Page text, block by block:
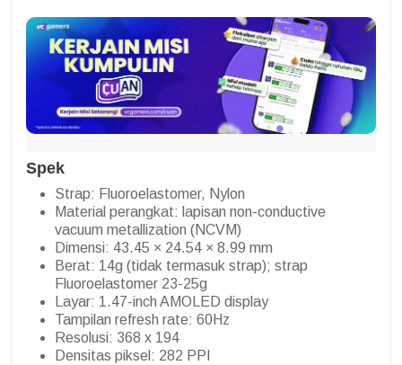
Spek
Strap: Fluoroelastomer, Nylon
Material perangkat: lapisan non-conductive
vacuum metallization (NCVM)
Dimensi: 43.45 × 24.54 × 8.99 mm
Berat: 14g (tidak termasuk strap); strap
Fluoroelastomer 23-25g
Layar: 1.47-inch AMOLED display
Tampilan refresh rate: 60Hz
Resolusi: 368 x 194
Densitas piksel: 282 PPI